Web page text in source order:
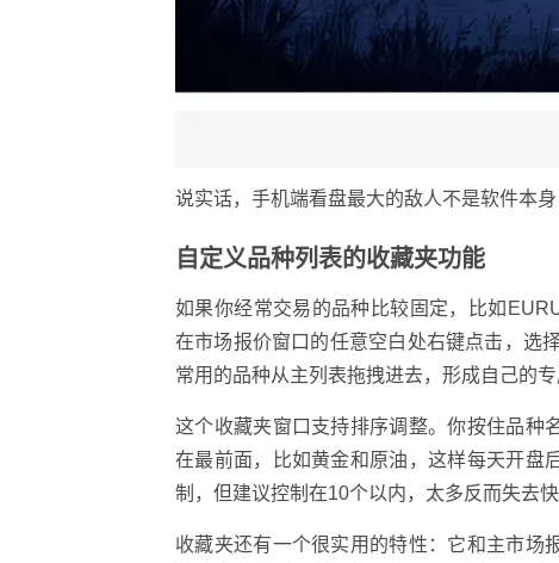
说实话，手机端看盘最大的敌人不是软件本身
自定义品种列表的收藏夹功能
如果你经常交易的品种比较固定，比如
在市场报价窗口的任意空白处右键点击，选
常用的品种从主列表拖拽进去，形成自己的专
这个收藏夹窗口支持排序调整。你按住品种
在最前面，比如黄金和原油，这样每天开盘
制，但建议控制在10个以内，太多反而失去快
收藏夹还有一个很实用的特性：它和主市场